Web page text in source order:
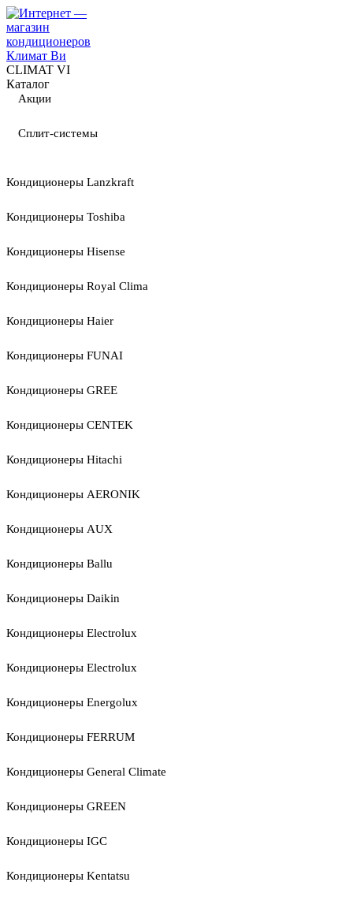
CLIMAT VI
Каталог
Акции
Сплит-системы
Кондиционеры Lanzkraft
Кондиционеры Toshiba
Кондиционеры Hisense
Кондиционеры Royal Clima
Кондиционеры Haier
Кондиционеры FUNAI
Кондиционеры GREE
Кондиционеры CENTEK
Кондиционеры Hitachi
Кондиционеры AERONIK
Кондиционеры AUX
Кондиционеры Ballu
Кондиционеры Daikin
Кондиционеры Electrolux
Кондиционеры Electrolux
Кондиционеры Energolux
Кондиционеры FERRUM
Кондиционеры General Climate
Кондиционеры GREEN
Кондиционеры IGC
Кондиционеры Kentatsu